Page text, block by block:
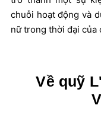
chuỗi hoạt động và
nữ trong thời đại của
Về quỹ